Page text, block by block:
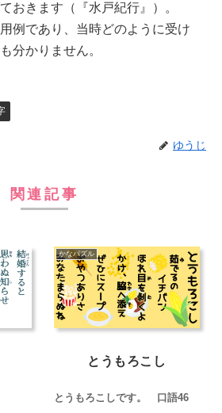
おきます（『水戸紀行』）。
例であり、当時どのように受け
分かりません。
ゆうじ
関連記事
かなパズル
とうもろこし
とうもろこしです。 口語46